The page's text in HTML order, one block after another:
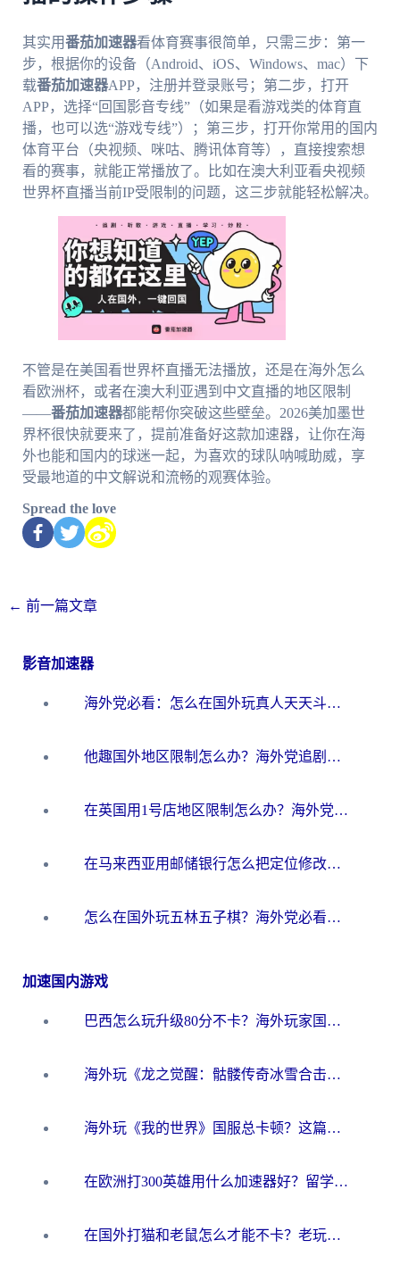
其实用番茄加速器看体育赛事很简单，只需三步：第一
步，根据你的设备（Android、iOS、Windows、mac）下
载番茄加速器APP，注册并登录账号；第二步，打开
APP，选择“回国影音专线”（如果是看游戏类的体育直
播，也可以选“游戏专线”）；第三步，打开你常用的国内
体育平台（央视频、咪咕、腾讯体育等），直接搜索想
看的赛事，就能正常播放了。比如在澳大利亚看央视频
世界杯直播当前IP受限制的问题，这三步就能轻松解决。
不管是在美国看世界杯直播无法播放，还是在海外怎么
看欧洲杯，或者在澳大利亚遇到中文直播的地区限制
——番茄加速器都能帮你突破这些壁垒。2026美加墨世
界杯很快就要来了，提前准备好这款加速器，让你在海
外也能和国内的球迷一起，为喜欢的球队呐喊助威，享
受最地道的中文解说和流畅的观赛体验。
Spread the love
← 前一篇文章
影音加速器
海外党必看：怎么在国外玩真人天天斗地主？附证券开户、音乐定位修改全攻略
他趣国外地区限制怎么办？海外党追剧听歌看直播的一站式解决方案
在英国用1号店地区限制怎么办？海外党必看的回国加速全攻略
在马来西亚用邮储银行怎么把定位修改到中国国内？3个海外生活痛点一次解决
怎么在国外玩五林五子棋？海外党必看的回国加速全攻略（附优酷荔枝FM解决方法）
加速国内游戏
巴西怎么玩升级80分不卡？海外玩家国服游戏加速器终极指南（附避坑技巧）
海外玩《龙之觉醒：骷髅传奇冰雪合击》延迟高？这篇指南帮你解决卡顿烦恼！
海外玩《我的世界》国服总卡顿？这篇我的世界游戏加速器指南帮你解决所有问题
在欧洲打300英雄用什么加速器好？留学生亲测有效的解决方案来了
在国外打猫和老鼠怎么才能不卡？老玩家亲测的终极加速指南